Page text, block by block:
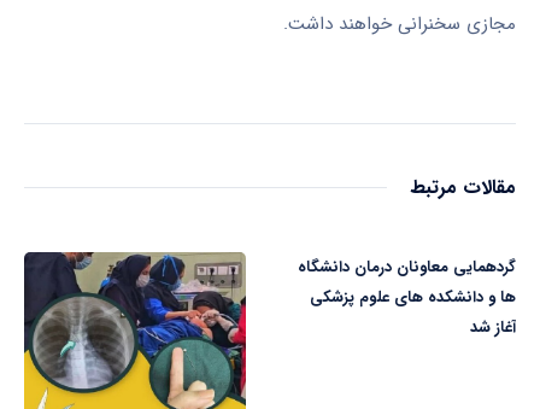
مجازی سخنرانی خواهند داشت.
مقالات مرتبط
گردهمایی معاونان درمان دانشگاه
ها و دانشکده های علوم پزشکی
آغاز شد